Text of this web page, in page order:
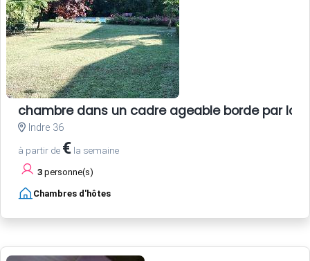
chambre dans un cadre ageable borde par la
Indre 36
à partir de € la semaine
3 personne(s)
Chambres d'hôtes